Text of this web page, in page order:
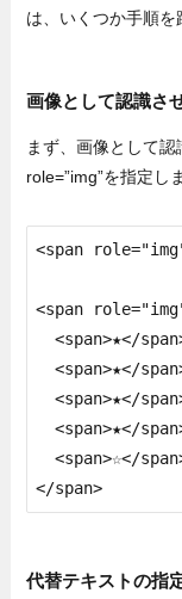
は、いくつか手順を
画像として認識さ
まず、画像として認
role=”img”を指定し
<span
<span
  <span>★</span>
  <span>★</span>
  <span>★</span>
  <span>★</span>
  <span>☆</span>
</span>
代替テキストの指